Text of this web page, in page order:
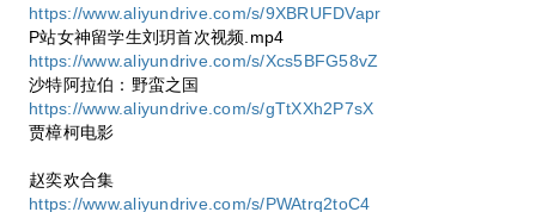
https://www.aliyundrive.com/s/9XBRUFDVapr
P站女神留学生刘玥首次视频.mp4
https://www.aliyundrive.com/s/Xcs5BFG58vZ
沙特阿拉伯：野蛮之国
https://www.aliyundrive.com/s/gTtXXh2P7sX
贾樟柯电影
赵奕欢合集
https://www.aliyundrive.com/s/PWAtrq2toC4